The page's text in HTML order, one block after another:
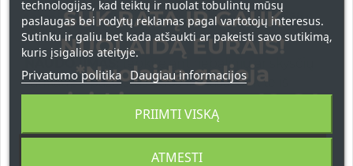
terminis vanduo gausus mineralizuojančių
kalcio ir magnio druskų
NAUDOJIMAS:
tepkite ant riebalinių ar skysčių
sankaupų pažeistos odos ir masažuokite iš
technologijas, kad teiktų ir nuolat tobulintų mūsų
paslaugas bei rodytų reklamas pagal vartotojų interesus.
Sutinku ir galiu bet kada atšaukti ar pakeisti savo sutikimą,
kuris įsigalios ateityje.
Privatumo politika Daugiau informacijos
ATMESTI
PRIIMTI VISKĄ
SUK RATĄ IR GAUK
NUOLAIDĄ EURAIS!
*Nuolaida galioja
apsipirkimams nuo 49 € !